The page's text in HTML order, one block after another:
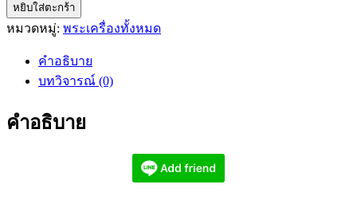
หลวง
พ่อ
พญา
หยิบใส่ตะกร้า
หมวดหมู่: พระเครื่องทั้งหมด
คำอธิบาย
บทวิจารณ์ (0)
คำอธิบาย